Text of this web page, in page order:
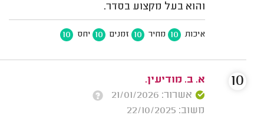
והוא בעל מקצוע בסדר.
איכות 10 מחיר 10 זמנים 10 יחס 10
א. ב. מודיעין.
אשרור: 21/01/2026
משוב: 22/10/2025
10